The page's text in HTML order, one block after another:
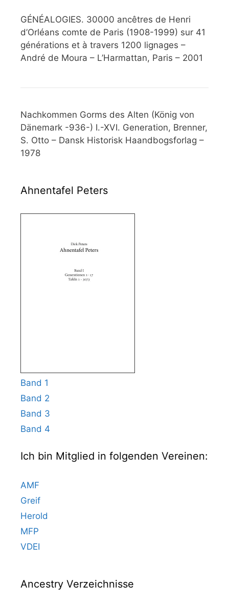
GÉNÉALOGIES. 30000 ancêtres de Henri
d’Orléans comte de Paris (1908-1999) sur 41
générations et à travers 1200 lignages –
André de Moura – L’Harmattan, Paris – 2001
Nachkommen Gorms des Alten (König von
Dänemark -936-) I.-XVI. Generation, Brenner,
S. Otto – Dansk Historisk Haandbogsforlag –
1978
Ahnentafel Peters
Band 1
Band 2
Band 3
Band 4
Ich bin Mitglied in folgenden Vereinen:
AMF
Greif
Herold
MFP
VDEI
Ancestry Verzeichnisse